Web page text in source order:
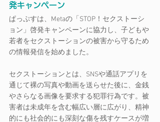
発キャンペーン
ぱっぷすは、Metaの「STOP！セクストーシ
ョン」啓発キャンペーンに協力し、子どもや
若者をセクストーションの被害から守るため
の情報発信を始めました。
セクストーションとは、SNSや通話アプリを
通じて裸の写真や動画を送らせた後に、金銭
やさらなる画像を要求する犯罪行為です。被
害者は未成年を含む幅広い層に広がり、精神
的にも社会的にも深刻な傷を残すケースが増